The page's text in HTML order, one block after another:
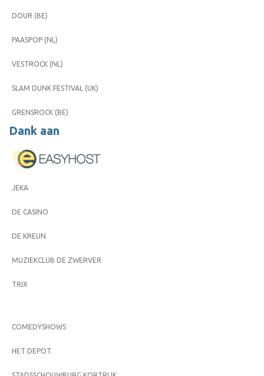
DOUR (BE)
PAASPOP (NL)
VESTROCK (NL)
SLAM DUNK FESTIVAL (UK)
GRENSROCK (BE)
Dank aan
JEKA
DE CASINO
DE KREUN
MUZIEKCLUB DE ZWERVER
TRIX
COMEDYSHOWS
HET DEPOT